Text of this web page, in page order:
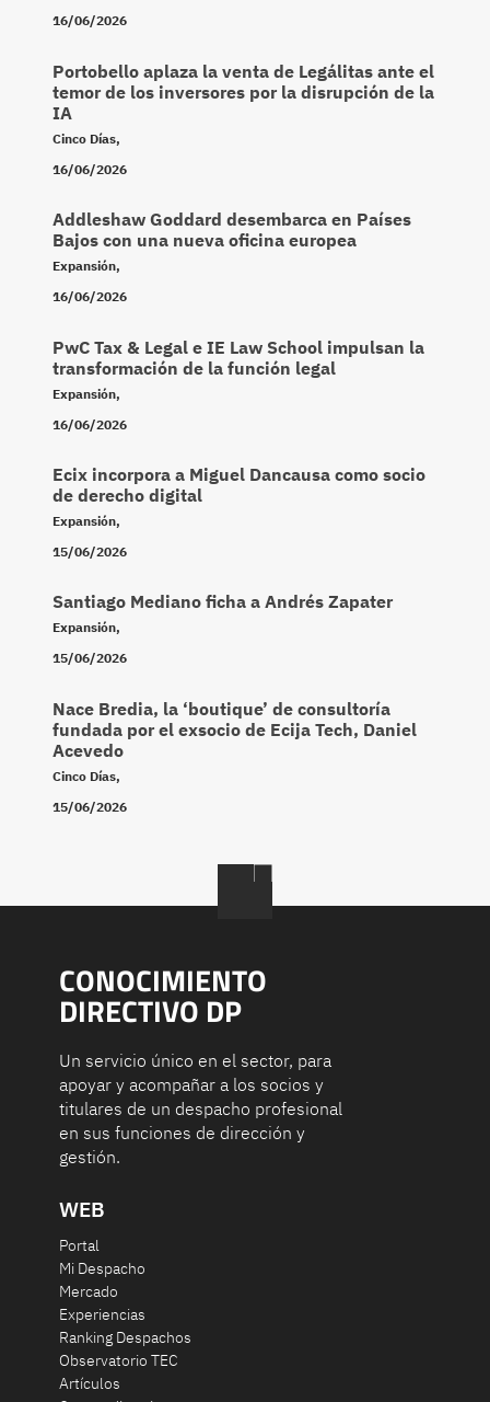
16/06/2026
Portobello aplaza la venta de Legálitas ante el
temor de los inversores por la disrupción de la
IA
Cinco Días,
16/06/2026
Addleshaw Goddard desembarca en Países
Bajos con una nueva oficina europea
Expansión,
16/06/2026
PwC Tax & Legal e IE Law School impulsan la
transformación de la función legal
Expansión,
16/06/2026
Ecix incorpora a Miguel Dancausa como socio
de derecho digital
Expansión,
15/06/2026
Santiago Mediano ficha a Andrés Zapater
Expansión,
15/06/2026
Nace Bredia, la ‘boutique’ de consultoría
fundada por el exsocio de Ecija Tech, Daniel
Acevedo
Cinco Días,
15/06/2026
CONOCIMIENTO
DIRECTIVO DP
Un servicio único en el sector, para
apoyar y acompañar a los socios y
titulares de un despacho profesional
en sus funciones de dirección y
gestión.
WEB
Portal
Mi Despacho
Mercado
Experiencias
Ranking Despachos
Observatorio TEC
Artículos